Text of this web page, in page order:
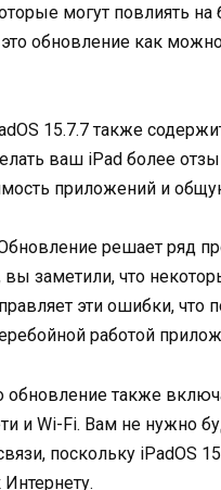
могут повлиять на
обновление как
15.7.7 также
ваш iPad более
приложений и
решает ряд
заметили, что
эти ошибки, что
работой
обновление также
и Wi-Fi. Вам не нужно
поскольку iPadOS